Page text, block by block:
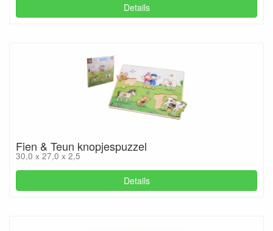
Details
Fien & Teun knopjespuzzel
30,0 x 27,0 x 2,5
Details